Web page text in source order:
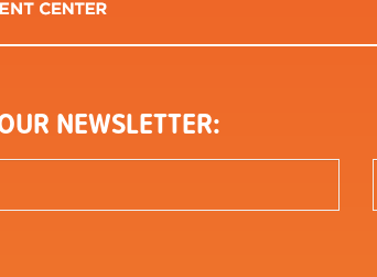
NEWSLETTER: